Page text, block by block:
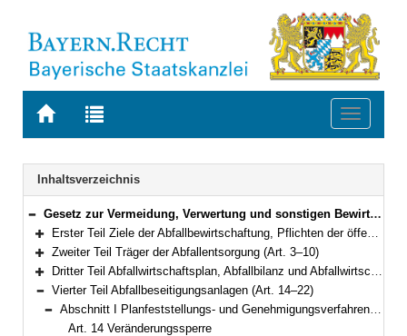
Zur
BAYERN.RECHT
Zur
letzten
Suche
Toggle
Navigation
Inhaltsverzeichnis
Bereich reduzieren
Gesetz zur Vermeidung, Verwertung und sonstigen Bewirtschaftung von Abfällen in Bayern (Bayerisches Abfallwirtschaftsgesetz – BayAbfG) in der Fassung der Bekanntmachung vom 9. August 1996 (GVBl. S. 396, 449) BayRS 2129-2-1-U (Art. 1–30)
Bereich erweitern
Erster Teil Ziele der Abfallbewirtschaftung, Pflichten der öffentlichen Hand (Art. 1–2)
Bereich erweitern
Zweiter Teil Träger der Abfallentsorgung (Art. 3–10)
Bereich erweitern
Dritter Teil Abfallwirtschaftsplan, Abfallbilanz und Abfallwirtschaftskonzept (Art. 11–13)
Bereich reduzieren
Vierter Teil Abfallbeseitigungsanlagen (Art. 14–22)
Bereich reduzieren
Abschnitt I Planfeststellungs- und Genehmigungsverfahren (Art. 14–19)
Art. 14 Veränderungssperre